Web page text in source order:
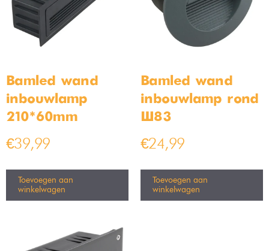
Bamled wand
inbouwlamp
210*60mm
€39,99
Toevoegen aan
winkelwagen
Bamled wand
inbouwlamp rond
Ø83
€24,99
Toevoegen aan
winkelwagen